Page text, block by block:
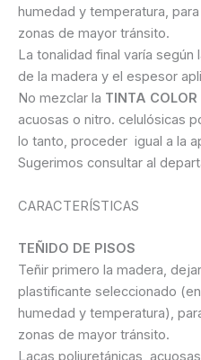
humedad y temperatura,
zonas de mayor tránsito.
La tonalidad final varía
de la madera y el espesor
No mezclar la TINTA COLOR
acuosas o nitro. celulósicas
lo tanto, proceder igual a la
Sugerimos consultar al
CARACTERÍSTICAS
TEÑIDO DE PISOS
Teñir primero la madera,
plastificante seleccionado
humedad y temperatura),
zonas de mayor tránsito.
Lacas poliuretánicas,